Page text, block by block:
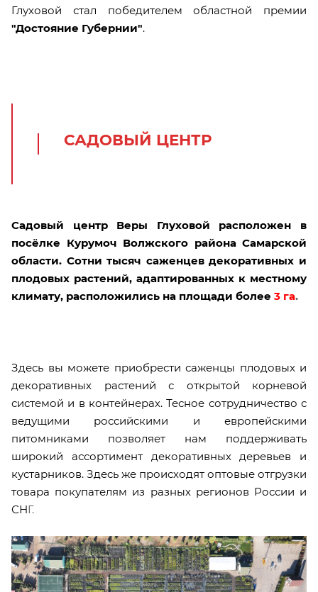
Глуховой стал победителем областной премии
"Достояние Губернии".
САДОВЫЙ ЦЕНТР
Садовый центр Веры Глуховой расположен в
посёлке Курумоч Волжского района Самарской
области. Сотни тысяч саженцев декоративных и
плодовых растений, адаптированных к местному
климату, расположились на площади более 3 га.
Здесь вы можете приобрести саженцы плодовых и
декоративных растений с открытой корневой
системой и в контейнерах. Тесное сотрудничество с
ведущими российскими и европейскими
питомниками позволяет нам поддерживать
широкий ассортимент декоративных деревьев и
кустарников. Здесь же происходят оптовые отгрузки
товара покупателям из разных регионов России и
СНГ.